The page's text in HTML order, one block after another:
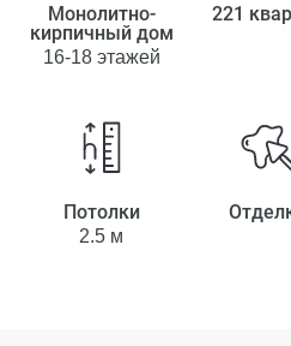
Монолитно-
кирпичный дом
16-18 этажей
221
Потолки
2.5 м